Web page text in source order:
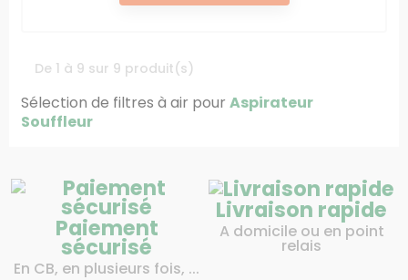
Sélection de filtres à air pour Aspirateur
Souffleur
De 1 à 9 sur 9 produit(s)
Paiement
sécurisé
En CB, en plusieurs fois, ...
Livraison rapide
A domicile ou en point
relais